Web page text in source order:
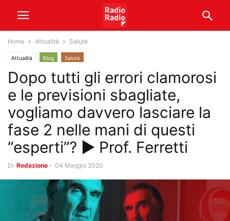
Home Attualità Salute
Attualità Blog Salute
Dopo tutti gli errori clamorosi
e le previsioni sbagliate,
vogliamo davvero lasciare la
fase 2 nelle mani di questi
“esperti”? ► Prof. Ferretti
Di Redazione - 04 Maggio 2020